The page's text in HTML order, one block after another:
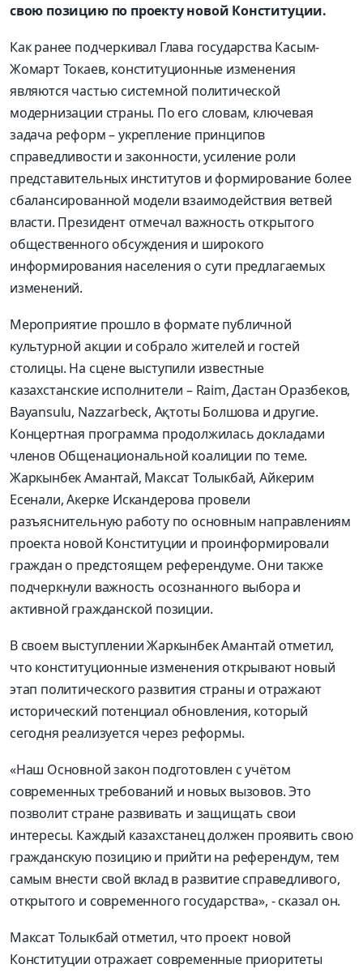
свою позицию по проекту новой Конституции.
Как ранее подчеркивал Глава государства Касым-
Жомарт Токаев, конституционные изменения
являются частью системной политической
модернизации страны. По его словам, ключевая
задача реформ – укрепление принципов
справедливости и законности, усиление роли
представительных институтов и формирование более
сбалансированной модели взаимодействия ветвей
власти. Президент отмечал важность открытого
общественного обсуждения и широкого
информирования населения о сути предлагаемых
изменений.
Мероприятие прошло в формате публичной
культурной акции и собрало жителей и гостей
столицы. На сцене выступили известные
казахстанские исполнители – Raim, Дастан Оразбеков,
Bayansulu, Nazzarbeck, Ақтоты Болшова и другие.
Концертная программа продолжилась докладами
членов Общенациональной коалиции по теме.
Жаркынбек Амантай, Максат Толыкбай, Айкерим
Есенали, Акерке Искандерова провели
разъяснительную работу по основным направлениям
проекта новой Конституции и проинформировали
граждан о предстоящем референдуме. Они также
подчеркнули важность осознанного выбора и
активной гражданской позиции.
В своем выступлении Жаркынбек Амантай отметил,
что конституционные изменения открывают новый
этап политического развития страны и отражают
исторический потенциал обновления, который
сегодня реализуется через реформы.
«Наш Основной закон подготовлен с учётом
современных требований и новых вызовов. Это
позволит стране развивать и защищать свои
интересы. Каждый казахстанец должен проявить свою
гражданскую позицию и прийти на референдум, тем
самым внести свой вклад в развитие справедливого,
открытого и современного государства», - сказал он.
Максат Толыкбай отметил, что проект новой
Конституции отражает современные приоритеты